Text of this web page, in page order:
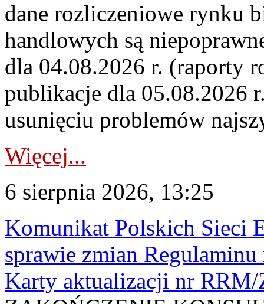
dane rozliczeniowe rynku
handlowych są
dla 04.08.2026 r. (raporty
publikacje dla 05.08.2026
usunięciu problemów
Więcej...
6 sierpnia 2026, 13:25
Komunikat Polskich Sieci
sprawie zmian
Karty aktualizacji nr